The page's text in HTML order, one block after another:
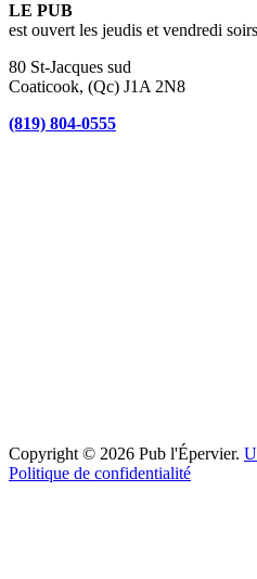
LE PUB
est ouvert les jeudis et vendredi
80 St-Jacques sud
Coaticook, (Qc) J1A 2N8
(819) 804-0555
Copyright © 2026 Pub l'Épervier.
Politique de confidentialité